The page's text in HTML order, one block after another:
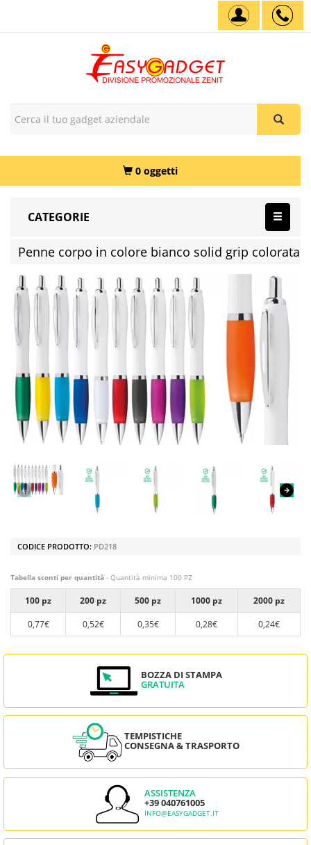
0 oggetti
CATEGORIE
Penne corpo in colore bianco solid grip colorata
CODICE PRODOTTO: PD218
Tabella sconti per quantità - Quantità minima 100 PZ
100 pz 200 pz 500 pz 1000 pz
2000 pz
0,77€
0,52€ 0,35€ 0,28€ 0,24€
BOZZA DI STAMPA
GRATUITA
TEMPISTICHE
CONSEGNA & TRASPORTO
ASSISTENZA
+39 040761005
INFO@EASYGADGET.IT